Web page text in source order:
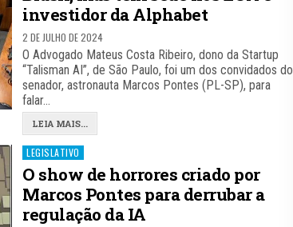
investidor da Alphabet
2 DE JULHO DE 2024
O Advogado Mateus Costa Ribeiro, dono da Startup
“Talisman AI”, de São Paulo, foi um dos convidados do
senador, astronauta Marcos Pontes (PL-SP), para
falar…
LEIA MAIS...
Posted
in
LEGISLATIVO
O show de horrores criado por
Marcos Pontes para derrubar a
regulação da IA